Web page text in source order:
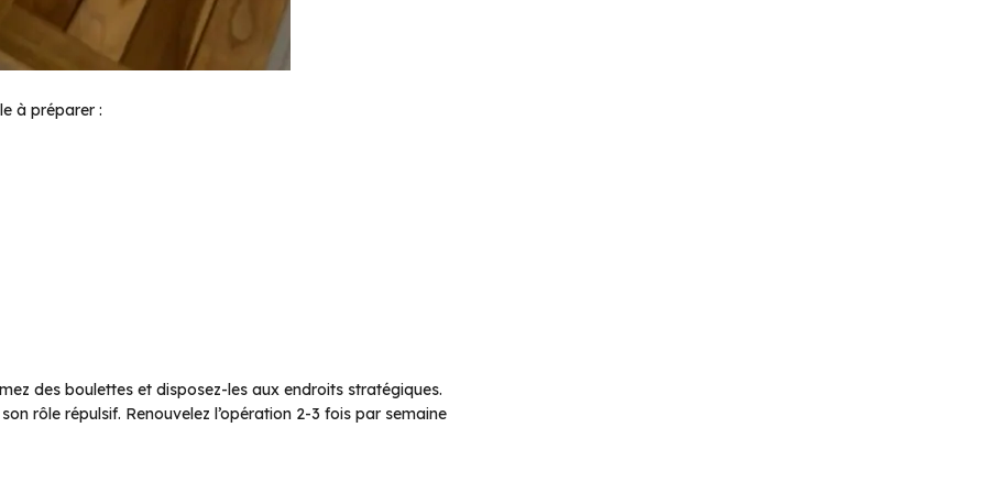
à préparer :
des boulettes et disposez-les aux endroits stratégiques.
rôle répulsif. Renouvelez l’opération 2-3 fois par semaine